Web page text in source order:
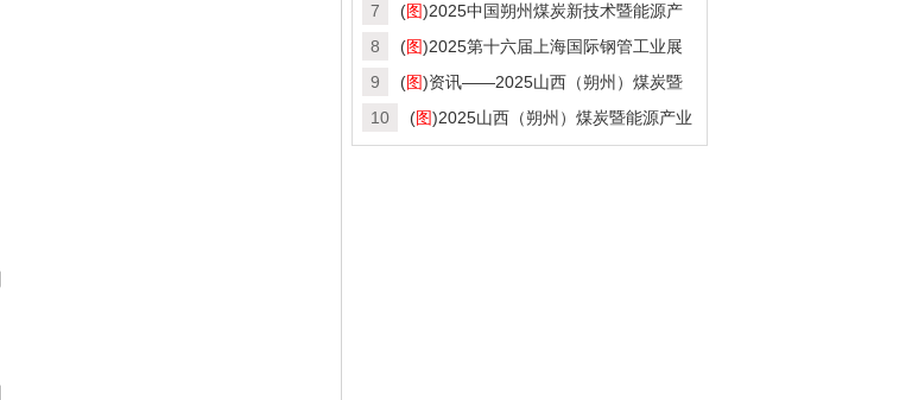
会）
论坛及中国新疆国际矿业与装备博览会的函
7 (图)2025中国朔州煤炭新技术暨能源产
业博览会盛大开幕
8 (图)2025第十六届上海国际钢管工业展
览会
9 (图)资讯——2025山西（朔州）煤炭暨
能源产业博览会
10 (图)2025山西（朔州）煤炭暨能源产业